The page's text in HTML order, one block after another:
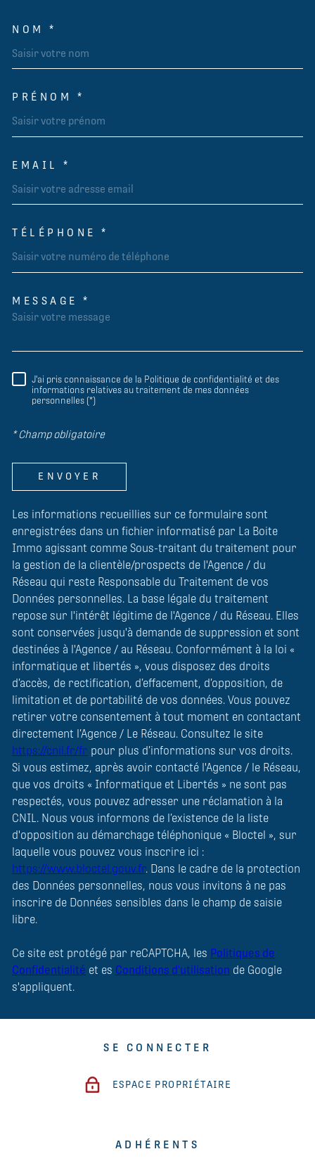
NOM *
PRÉNOM *
EMAIL *
TÉLÉPHONE *
MESSAGE *
RÈGLEMENTATION
J'ai pris connaissance de la Politique de confidentialité et des
informations relatives au traitement de mes données
personnelles (*)
* Champ obligatoire
ENVOYER
Les informations recueillies sur ce formulaire sont
enregistrées dans un fichier informatisé par La Boite
Immo agissant comme Sous-traitant du traitement pour
la gestion de la clientèle/prospects de l'Agence / du
Réseau qui reste Responsable du Traitement de vos
Données personnelles. La base légale du traitement
repose sur l'intérêt légitime de l'Agence / du Réseau. Elles
sont conservées jusqu'à demande de suppression et sont
destinées à l'Agence / au Réseau. Conformément à la loi «
informatique et libertés », vous disposez des droits
d’accès, de rectification, d’effacement, d’opposition, de
limitation et de portabilité de vos données. Vous pouvez
retirer votre consentement à tout moment en contactant
directement l’Agence / Le Réseau. Consultez le site
https://cnil.fr/fr pour plus d’informations sur vos droits.
Si vous estimez, après avoir contacté l'Agence / le Réseau,
que vos droits « Informatique et Libertés » ne sont pas
respectés, vous pouvez adresser une réclamation à la
CNIL. Nous vous informons de l’existence de la liste
d'opposition au démarchage téléphonique « Bloctel », sur
laquelle vous pouvez vous inscrire ici :
https://www.bloctel.gouv.fr. Dans le cadre de la protection
des Données personnelles, nous vous invitons à ne pas
inscrire de Données sensibles dans le champ de saisie
libre.
Ce site est protégé par reCAPTCHA, les Politiques de
Confidentialité et es Conditions d'utilisation de Google
s'appliquent.
SE CONNECTER
ESPACE PROPRIÉTAIRE
ADHÉRENTS